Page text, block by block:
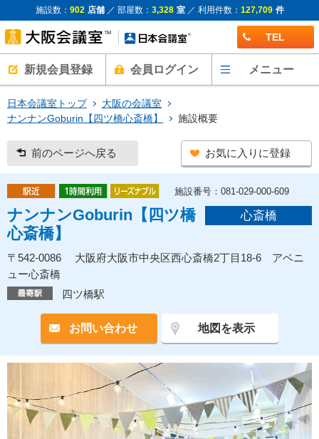
施設数： 902 店舗／ 部屋数： 3,328 室／ 利用件数： 127,709 件
TEL
新規会員登録 会員ログイン メニュー
日本会議室トップ
大阪の会議室
ナンナンGoburin【四ツ橋心斎橋】
施設概要
前のページへ戻る お気に入りに登録
施設番号：081-029-000-609
ナンナンGoburin【四ツ橋
心斎橋】
心斎橋
〒542-0086 大阪府大阪市中央区西心斎橋2丁目18-6 アベニ
ュー心斎橋
四ツ橋駅
お問い合わせ 地図を表示